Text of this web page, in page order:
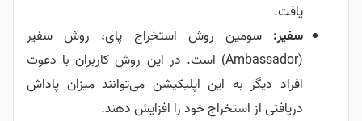
یافت.
سفیر: سومین روش استخراج پای، روش سفیر
(Ambassador) است. در این روش کاربران با دعوت
افراد دیگر به این اپلیکیشن می‌توانند میزان پاداش
دریافتی از استخراج خود را افزایش دهند.